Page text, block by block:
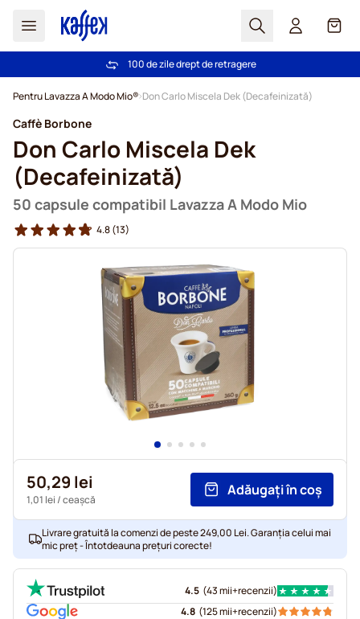
Cautare Coș
Livrare gratuită la comenzi de peste 249,00 Lei
100 de zile drept de retragere
Pentru Lavazza A Modo Mio® Don Carlo Miscela Dek (Decafeinizată)
Caffè Borbone
Don Carlo Miscela Dek
(Decafeinizată)
50 capsule compatibil Lavazza A Modo Mio
4.8(13)
50,29 lei
1,01 lei / ceașcă
Adăugați în coș
Livrare gratuită la comenzi de peste 249,00 Lei. Garanția celui mai
mic preț - Întotdeauna prețuri corecte!
4.5 (43 mii+recenzii)
4.8 (125 mii+recenzii)